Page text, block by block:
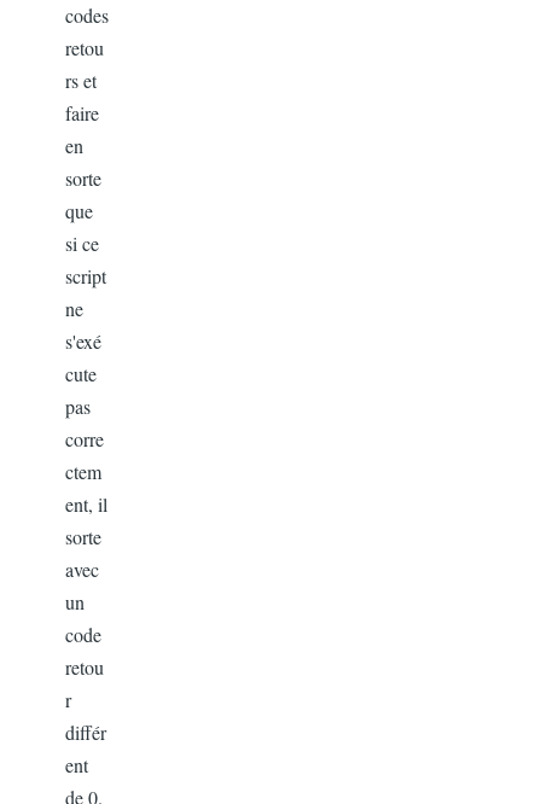
codes
retou
rs et
faire
en
sorte
que
si ce
script
ne
s'exé
cute
pas
corre
ctem
ent, il
sorte
avec
un
code
retou
r
différ
ent
de 0.